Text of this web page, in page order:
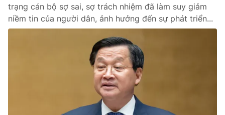
trạng cán bộ sợ sai, sợ trách nhiệm đã làm suy giảm
niềm tin của người dân, ảnh hưởng đến sự phát triển...